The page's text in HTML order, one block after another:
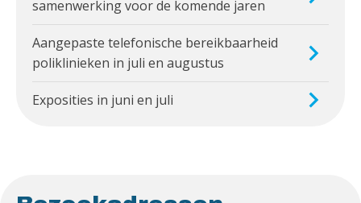
samenwerking voor de komende jaren
Aangepaste telefonische bereikbaarheid
poliklinieken in juli en augustus
Exposities in juni en juli